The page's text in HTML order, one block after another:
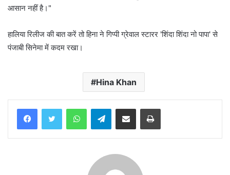
आसान नहीं है।"
हालिया रिलीज की बात करें तो हिना ने गिप्पी ग्रेवाल स्टारर 'शिंदा शिंदा नो पापा' से
पंजाबी सिनेमा में कदम रखा।
Hina Khan
WhatsAppTelegramShare via Email Print